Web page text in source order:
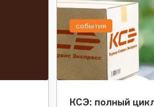
КСЭ: полный
события